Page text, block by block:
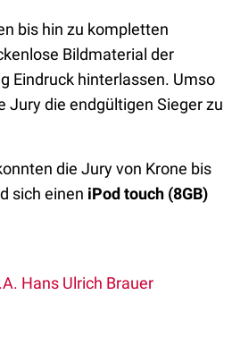
bis hin zu kompletten
Bildmaterial der
Eindruck hinterlassen. Umso
Jury die endgültigen Sieger zu
die Jury von Krone bis
sich einen iPod touch (8GB)
Hans Ulrich Brauer